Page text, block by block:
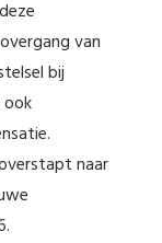
van
bij
naar